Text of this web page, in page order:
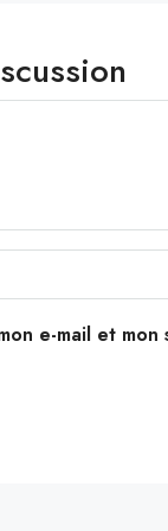
e-mail et